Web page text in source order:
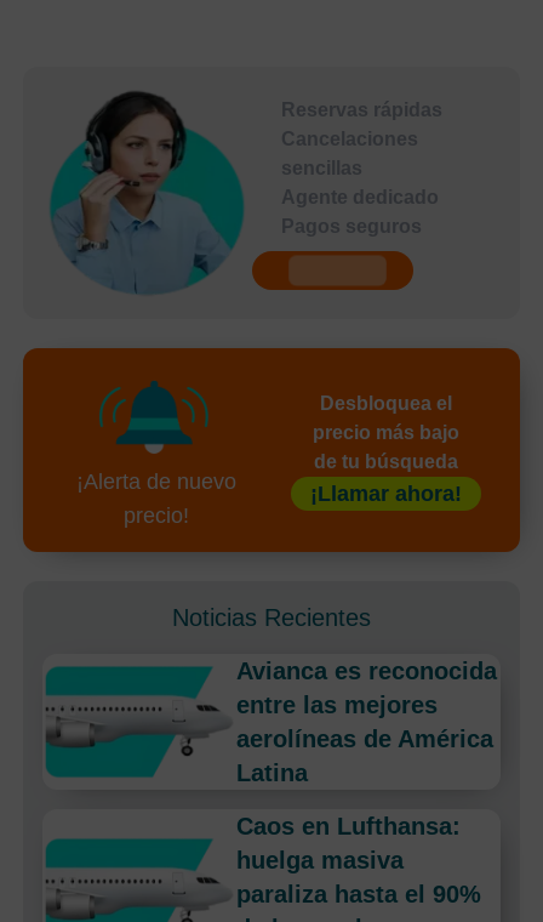
Reservas rápidas
Cancelaciones
sencillas
Agente dedicado
Pagos seguros
¡Alerta de nuevo
precio!
Desbloquea el
precio más bajo
de tu búsqueda
¡Llamar ahora!
Noticias Recientes
Avianca es reconocida
entre las mejores
aerolíneas de América
Latina
Caos en Lufthansa:
huelga masiva
paraliza hasta el 90%